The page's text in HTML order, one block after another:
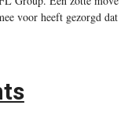
voor heeft gezorgd dat